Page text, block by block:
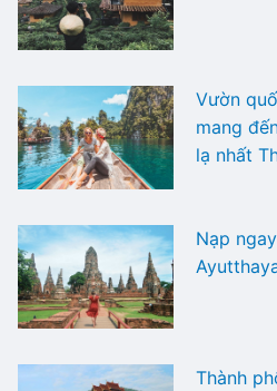
Vườn
mang
lạ nhất
Nạp
Thành